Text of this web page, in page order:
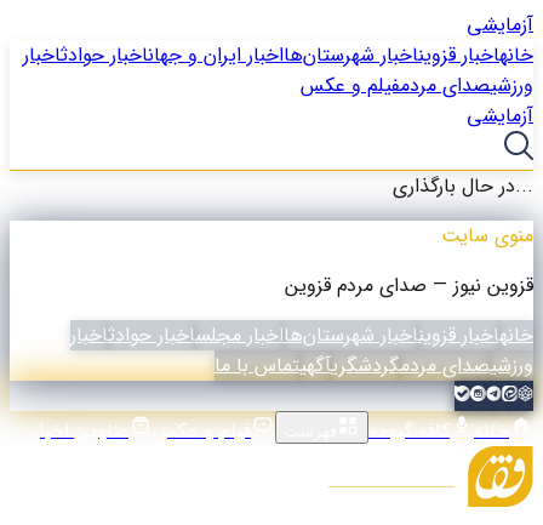
آزمایشی
خانهاخبار قزویناخبار شهرستان‌هااخبار ایران و جهاناخبار حوادثاخبار
ورزشیصدای مردمفیلم و عکس
آزمایشی
در حال بارگذاری...
منوی سایت
قزوین نیوز — صدای مردم قزوین
خانهاخبار قزویناخبار شهرستان‌هااخبار مجلساخبار حوادثاخبار
ورزشیصدای مردمگردشگریآگهیتماس با ما
خانه کافه گیومه فیلم و عکس عناوین اخبار